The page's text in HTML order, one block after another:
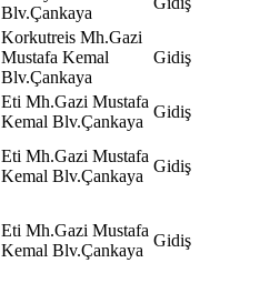
Blv.Çankaya
Korkutreis Mh.Gazi
Mustafa Kemal
Blv.Çankaya
Gidiş
Eti Mh.Gazi Mustafa
Kemal Blv.Çankaya
Gidiş
Eti Mh.Gazi Mustafa
Kemal Blv.Çankaya
Gidiş
Eti Mh.Gazi Mustafa
Kemal Blv.Çankaya
Gidiş